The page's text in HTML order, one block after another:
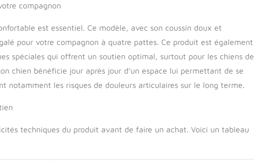
compagnon
est essentiel. Ce modèle, avec son coussin doux et
pour votre compagnon à quatre pattes. Ce produit est également
spéciales qui offrent un soutien optimal, surtout pour les chiens de
chien bénéficie jour après jour d’un espace lui permettant de se
notamment les risques de douleurs articulaires sur le long terme.
techniques du produit avant de faire un achat. Voici un tableau